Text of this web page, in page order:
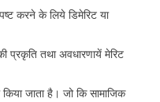
करने के लिये डिमेरिट या
प्रकृति तथा अवधारणायें मेरिट
जाता है। जो कि सामाजिक